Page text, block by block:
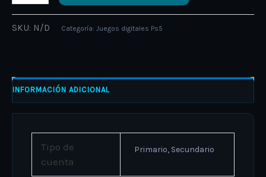
SKU: N/D Categoría: Juegos digitales Ps5
INFORMACIÓN ADICIONAL
Tipo de
cuenta
Primario, Secundario